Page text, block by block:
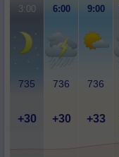
3:00 6:00 9:00
735 736 736
+30 +30 +33